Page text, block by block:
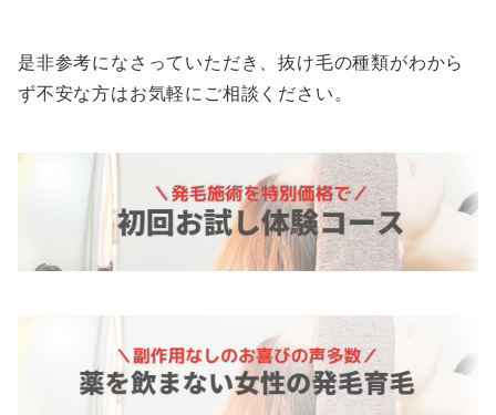
是非参考になさっていただき、抜け毛の種類がわから
ず不安な方はお気軽にご相談ください。